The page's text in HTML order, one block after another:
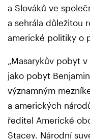
a Slováků ve
a sehrála důležitou
americké politiky o
„Masarykův pobyt
jako pobyt
významným
a amerických
ředitel Americké
Stacey. Národní